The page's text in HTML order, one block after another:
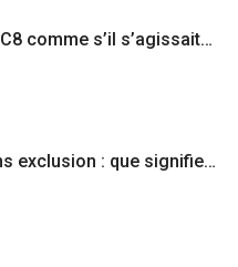
comme s’il s’agissait…
exclusion : que signifie…